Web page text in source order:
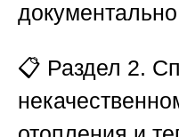
📋 Раздел 2.